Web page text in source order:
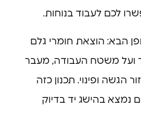
לכם לעבוד בנוחות.
הבא: הוצאת חומרי גלם
ועל משטח העבודה, מעבר
הגשה ופינוי. תכנון כזה
בהישג יד בדיוק